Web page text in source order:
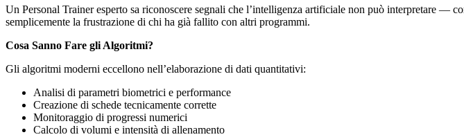
Un Personal Trainer esperto sa riconoscere segnali che l’intelligenza artificiale non può interpretare —
semplicemente la frustrazione di chi ha già fallito con altri programmi.
Cosa Sanno Fare gli Algoritmi?
Gli algoritmi moderni eccellono nell’elaborazione di dati quantitativi:
Analisi di parametri biometrici e performance
Creazione di schede tecnicamente corrette
Monitoraggio di progressi numerici
Calcolo di volumi e intensità di allenamento